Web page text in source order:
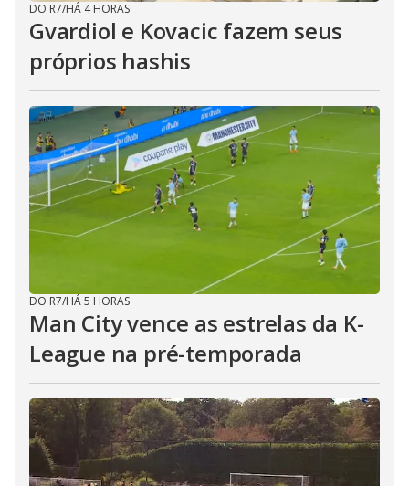
DO R7/HÁ 4 HORAS
Gvardiol e Kovacic fazem seus
próprios hashis
DO R7/HÁ 5 HORAS
Man City vence as estrelas da K-
League na pré-temporada